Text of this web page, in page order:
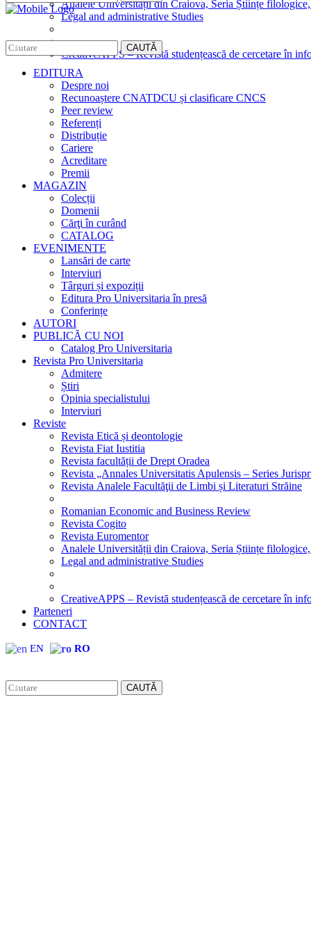
Analele Universității din Craiova, Seria Științe
Legal and administrative Studies
CreativeAPPS – Revistă studențească de cercetare în
CAUTĂ
EDITURA
Despre noi
Recunoaștere CNATDCU și clasificare CNCS
Peer review
Referenți
Distribuție
Cariere
Acreditare
Premii
MAGAZIN
Colecții
Domenii
Cărţi în curând
CATALOG
EVENIMENTE
Lansări de carte
Interviuri
Târguri și expoziții
Editura Pro Universitaria în presă
Conferințe
AUTORI
PUBLICĂ CU NOI
Catalog Pro Universitaria
Revista Pro Universitaria
Admitere
Știri
Opinia specialistului
Interviuri
Reviste
Revista Etică și deontologie
Revista Fiat Iustitia
Revista facultății de Drept Oradea
Revista „Annales Universitatis Apulensis – Series
Revista Analele Facultăţii de Limbi și Literaturi Străine
Romanian Economic and Business Review
Revista Cogito
Revista Euromentor
Analele Universității din Craiova, Seria Științe
Legal and administrative Studies
CreativeAPPS – Revistă studențească de cercetare în
Parteneri
CONTACT
EN RO
CAUTĂ